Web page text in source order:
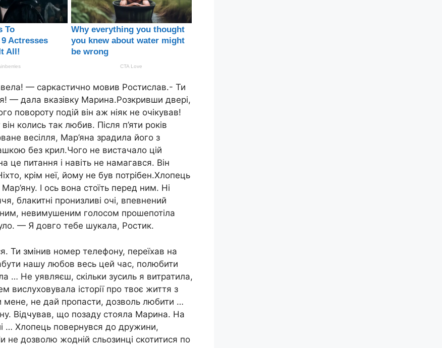
— саркастично мовив Ростислав.- Ти
— дала вказівку Марина.Розкривши двері,
повороту подій він аж ніяк не очікував!
колись так любив. Після п’яти років
весілля, Мар’яна зрадила його з
без крил.Чого не вистачало цій
це питання і навіть не намагався. Він
крім неї, йому не був потрібен.Хлопець
І ось вона стоїть перед ним. Ні
блакитні пронизливі очі, впевнений
невимушеним голосом прошепотіла
— Я довго тебе шукала, Ростик.
Ти змінив номер телефону, переїхав на
нашу любов весь цей час, полюбити
… Не уявляєш, скільки зусиль я витратила,
вислуховувала історії про твоє життя з
мене, не дай пропасти, дозволь любити …
Відчував, що позаду стояла Марина. На
… Хлопець повернувся до дружини,
не дозволю жодній сльозинці скотитися по